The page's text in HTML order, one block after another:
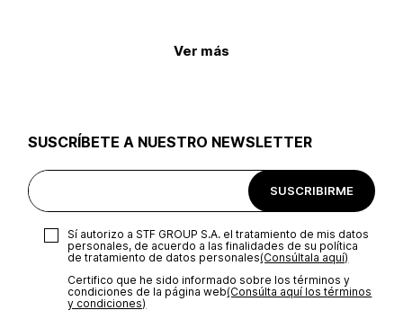
Ver más
SUSCRÍBETE A NUESTRO NEWSLETTER
SUSCRIBIRME
Sí autorizo a STF GROUP S.A. el tratamiento de mis datos
personales, de acuerdo a las finalidades de su política
de tratamiento de datos personales‎(Consúltala aquí)
Certifico que he sido informado sobre los términos y
condiciones de la página web‎(Consúlta aquí los términos
y condiciones)